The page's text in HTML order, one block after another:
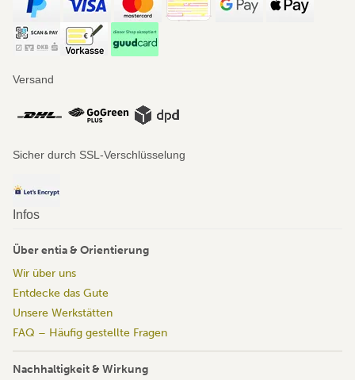
Versand
Sicher durch SSL-Verschlüsselung
Infos
Über entia & Orientierung
Wir über uns
Entdecke das Gute
Unsere Werkstätten
FAQ – Häufig gestellte Fragen
Nachhaltigkeit & Wirkung